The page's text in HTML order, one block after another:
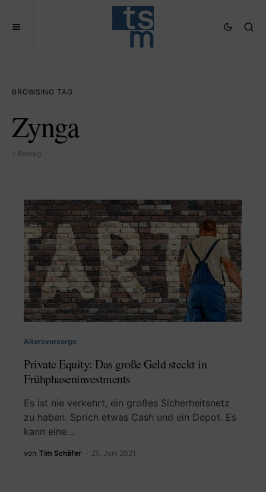
BROWSING TAG
Zynga
1 Beitrag
Altersvorsorge
Private Equity: Das große Geld steckt in
Frühphaseninvestments
Es ist nie verkehrt, ein großes Sicherheitsnetz
zu haben. Sprich etwas Cash und ein Depot. Es
kann eine…
von Tim Schäfer 25. Juni 2021